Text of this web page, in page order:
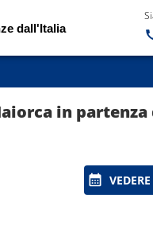
dall'Italia
in partenza